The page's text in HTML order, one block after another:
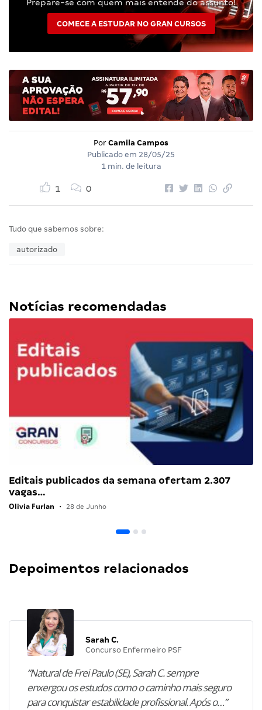
Prepare-se com quem mais entende do assunto!
COMECE A ESTUDAR NO GRAN CURSOS
Por Camila Campos
Publicado em 28/05/25
1 min. de leitura
1 0
Tudo que sabemos sobre:
autorizado
Notícias recomendadas
Editais publicados da semana ofertam 2.307
vagas…
Olivia Furlan • 28 de Junho
Depoimentos relacionados
Sarah C.
Concurso Enfermeiro PSF
“Natural de Frei Paulo (SE), Sarah C. sempre
enxergou os estudos como o caminho mais seguro
para conquistar estabilidade profissional. Após o…”